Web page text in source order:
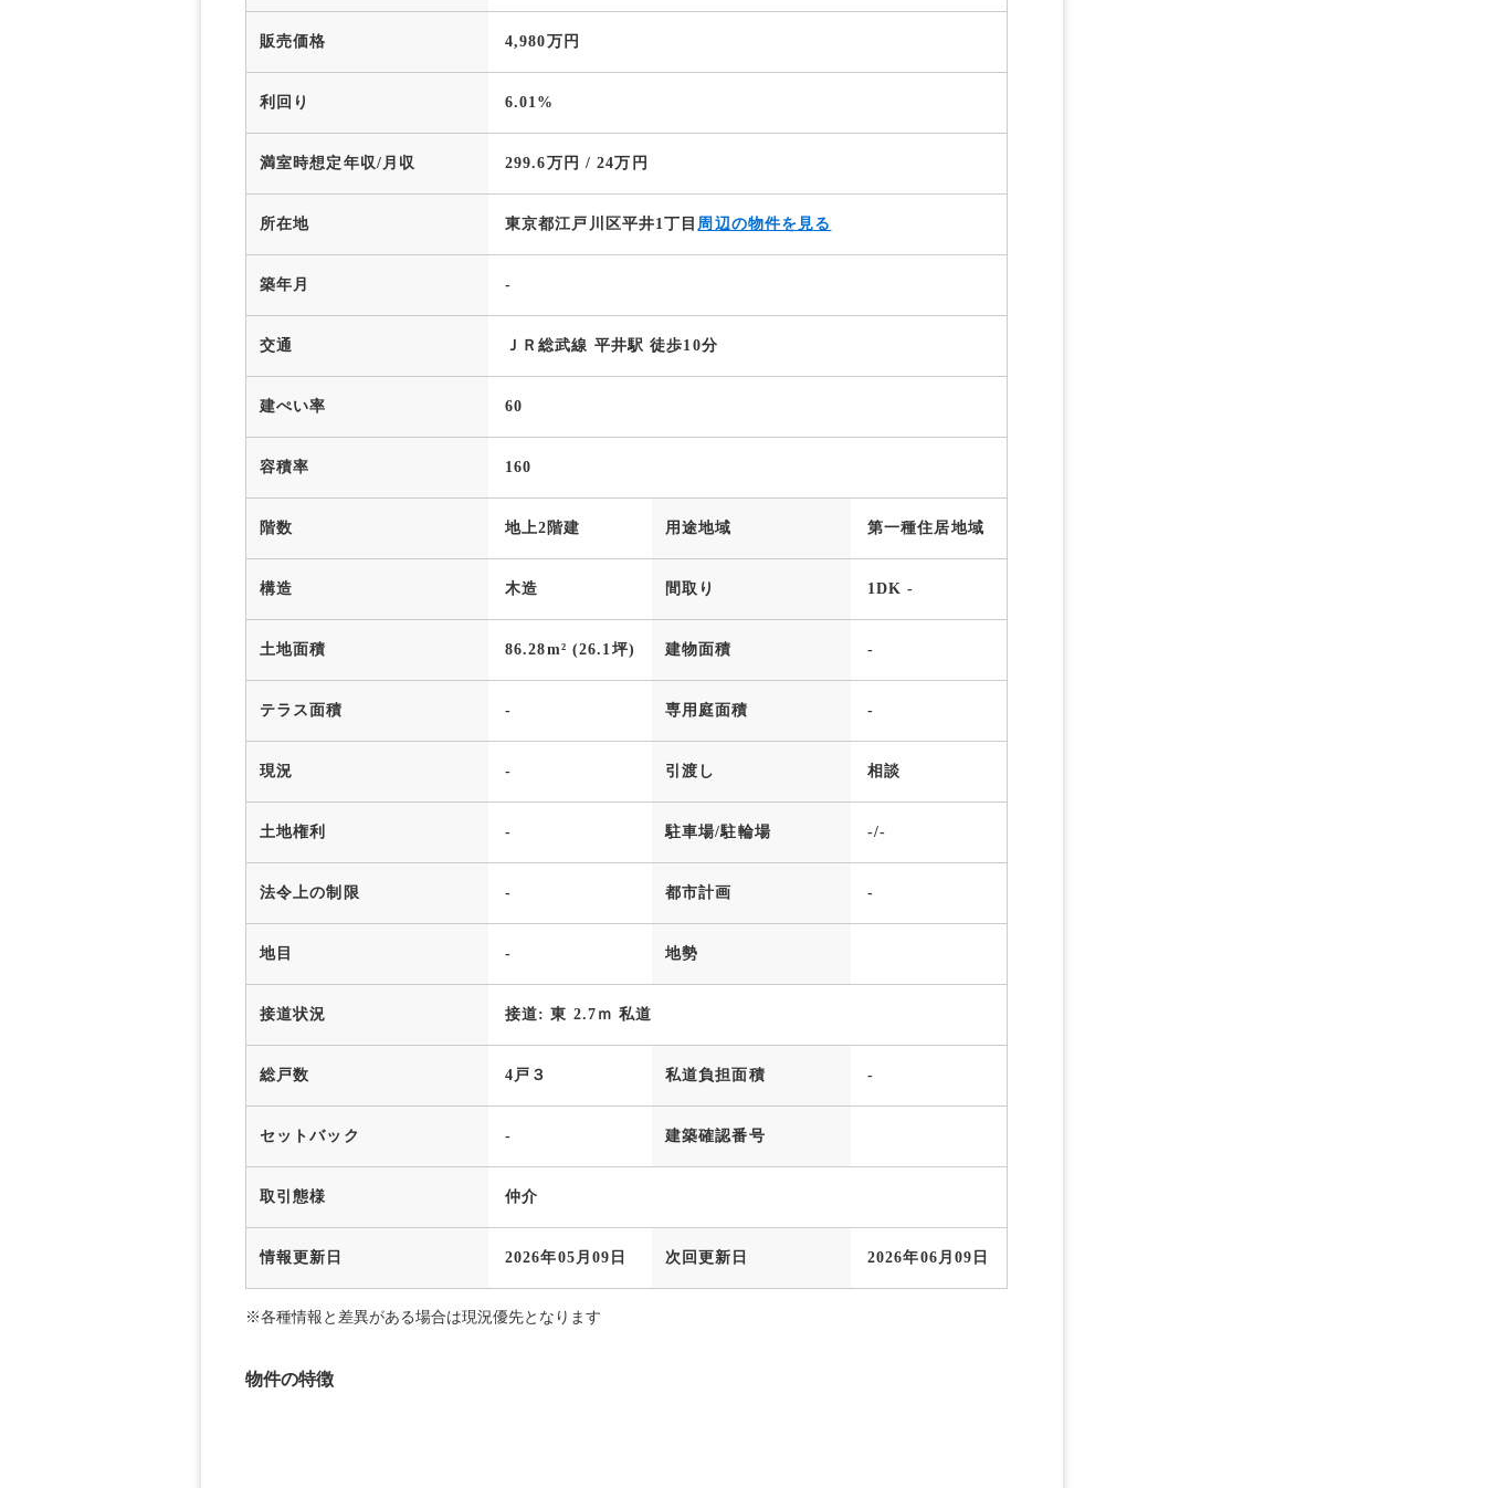
販売価格 4,980万円
利回り 6.01%
満室時想定年収/月収 299.6万円 / 24万円
所在地 東京都江戸川区平井1丁目 周辺の物件を見る
築年月 -
交通 ＪＲ総武線 平井駅 徒歩10分
建ぺい率 60
容積率 160
階数 地上2階建 用途地域 第一種住居地域
構造 木造 間取り 1DK -
土地面積 86.28m² (26.1坪) 建物面積 -
テラス面積 - 専用庭面積 -
現況 - 引渡し 相談
土地権利 - 駐車場/駐輪場 -/-
法令上の制限 - 都市計画 -
地目 - 地勢
接道状況 接道: 東 2.7ｍ 私道
総戸数 4戸３ 私道負担面積 -
セットバック - 建築確認番号
取引態様 仲介
情報更新日 2026年05月09日 次回更新日 2026年06月09日
※各種情報と差異がある場合は現況優先となります
物件の特徴